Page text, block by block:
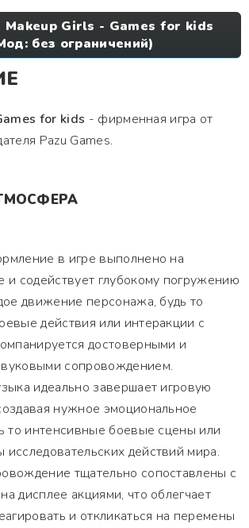
Makeup Girls - Games for kids
без ограничений)
for kids - фирменная игра от
Pazu Games.
в игре выполнено на
и содействует глубокому погружению
движение персонажа, будь то
действия или интеракции с
достоверными и
сопровождением.
идеально завершает игровую
нужное эмоциональное
то интенсивные боевые сцены или
действий мира.
тщательно сопоставлены с
дисплее акциями, что облегчает
и откликаться на перемены